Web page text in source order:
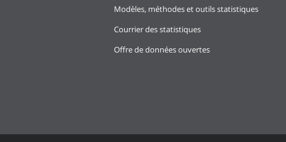
Modèles, méthodes et outils statistiques
Courrier des statistiques
Offre de données ouvertes